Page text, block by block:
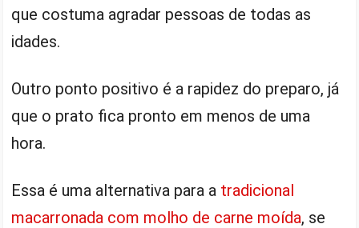
que costuma agradar pessoas de todas as
idades.
Outro ponto positivo é a rapidez do preparo, já
que o prato fica pronto em menos de uma
hora.
Essa é uma alternativa para a tradicional
macarronada com molho de carne moída, se